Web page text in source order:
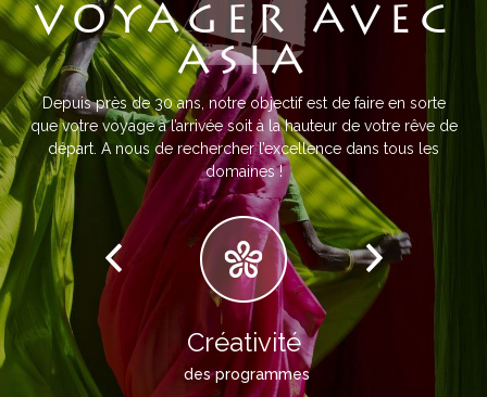
VOYAGER AVEC
ASIA
Depuis près de 30 ans, notre objectif est de faire en sorte
que votre voyage à l’arrivée soit à la hauteur de votre rêve de
départ. A nous de rechercher l’excellence dans tous les
domaines !
Créativité
des programmes